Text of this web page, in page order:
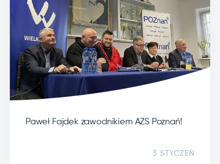
Paweł Fajdek zawodnikiem AZS Poznań!
3 STYCZEŃ